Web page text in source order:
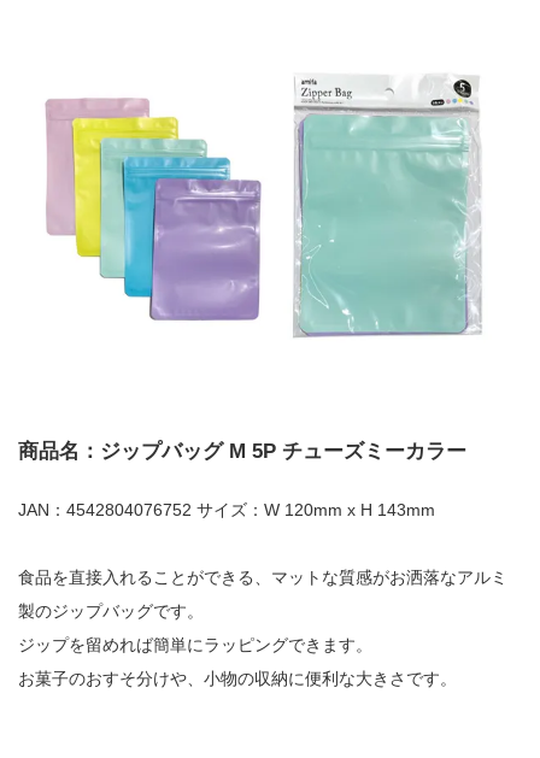
商品名：ジップバッグ M 5P チューズミーカラー
JAN：4542804076752 サイズ：W 120mm x H 143mm
食品を直接入れることができる、マットな質感がお洒落なアルミ
製のジップバッグです。
ジップを留めれば簡単にラッピングできます。
お菓子のおすそ分けや、小物の収納に便利な大きさです。